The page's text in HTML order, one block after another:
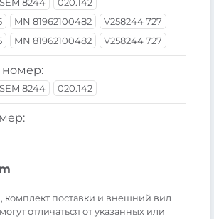
SEM 8244
020.142
MN 81962100482
V258244 727
MN 81962100482 V258244 727
SEM 8244 020.142
комплект поставки и внешний вид
отличаться от указанных или